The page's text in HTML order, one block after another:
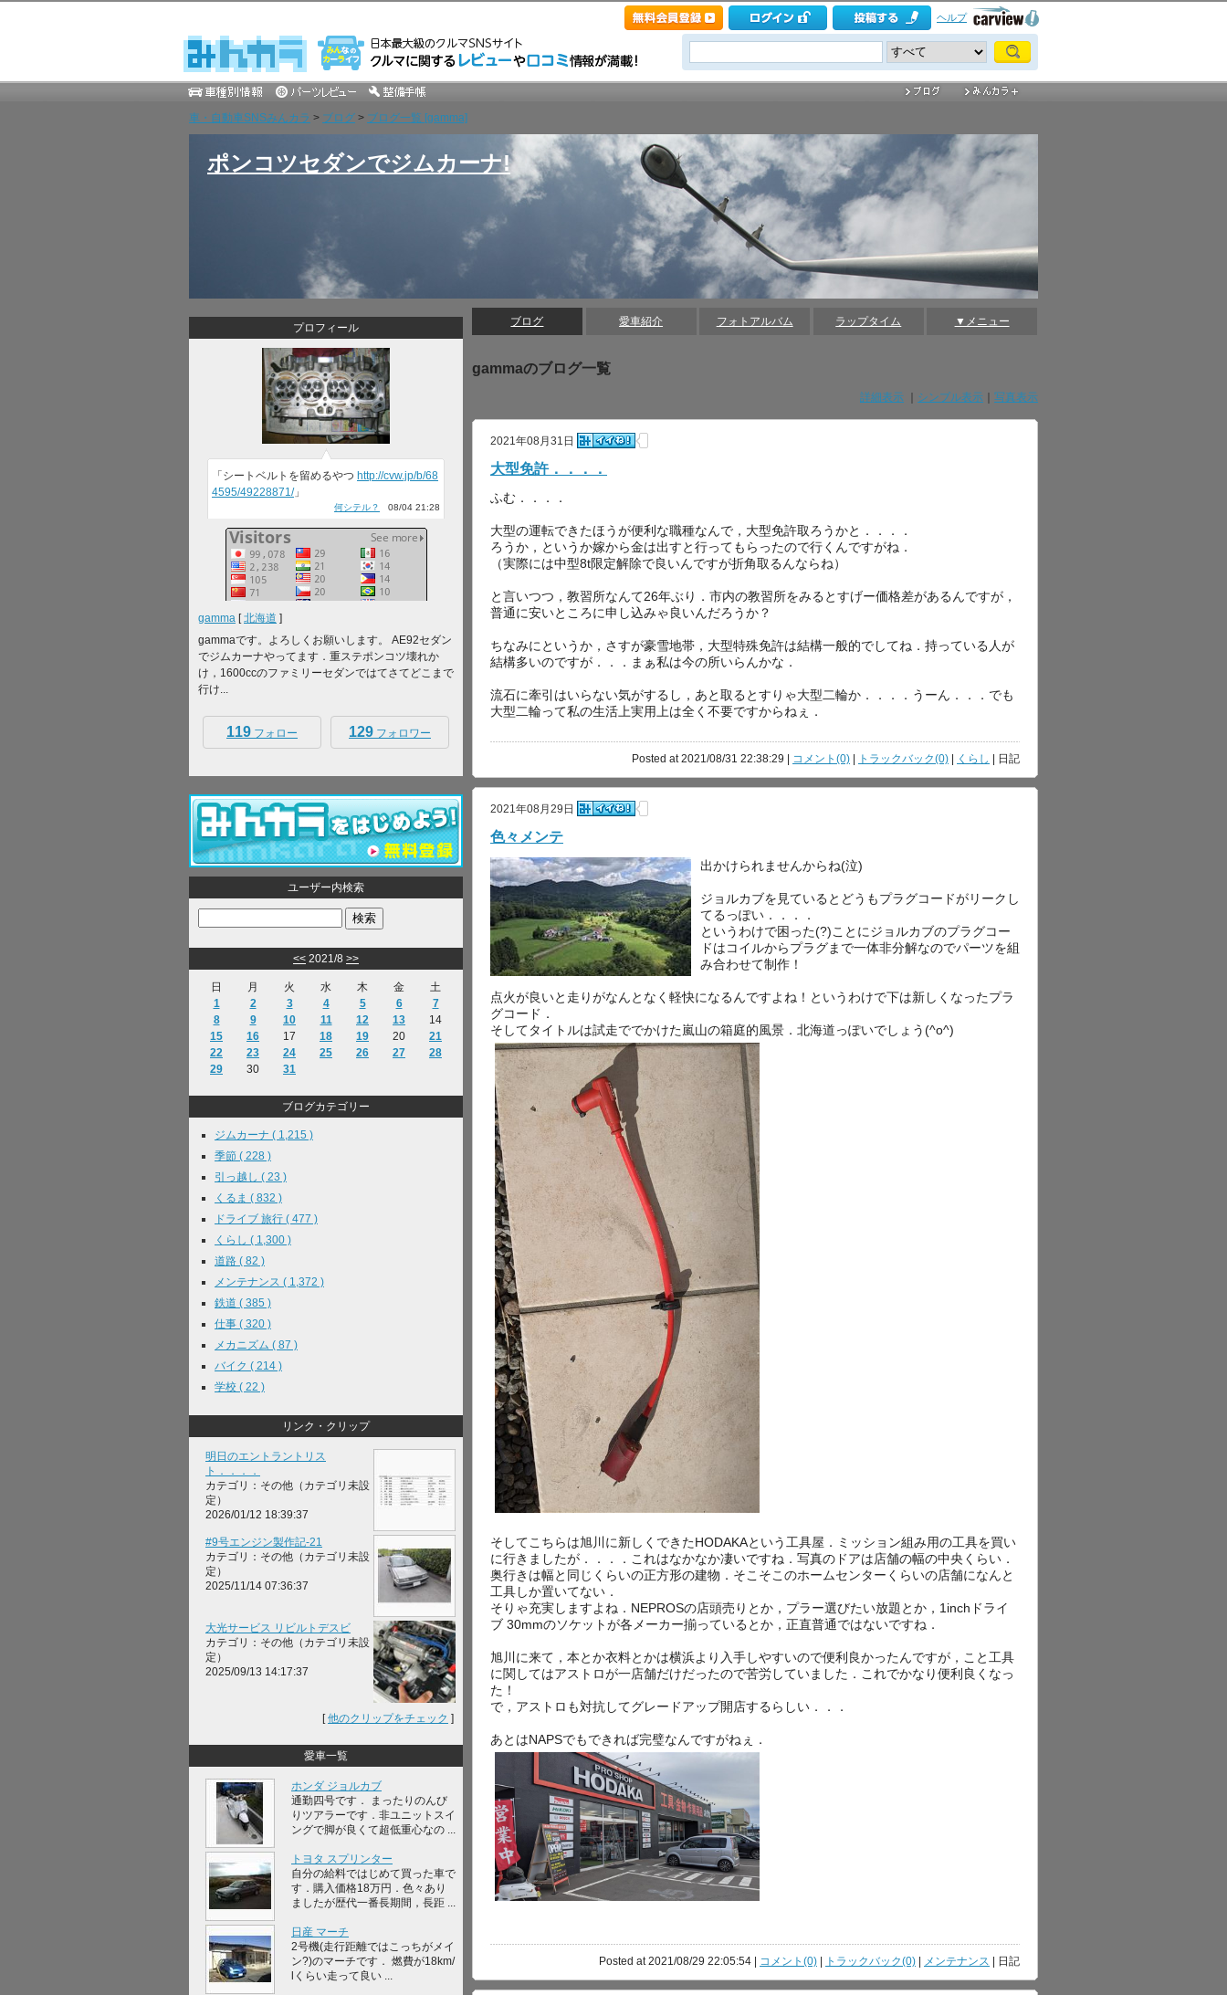
ヘルプ
車・自動車SNSみんカラ > ブログ > ブログ一覧 [gamma]
ポンコツセダンでジムカーナ!
ブログ 愛車紹介 フォトアルバム ラップタイム ▼メニュー
gammaのブログ一覧
詳細表示 シンプル表示 写真表示
2021年08月31日
大型免許．．．．
ふむ．．．．
大型の運転できたほうが便利な職種なんで，大型免許取ろうかと．．．．
ろうか，というか嫁から金は出すと行ってもらったので行くんですがね．
（実際には中型8t限定解除で良いんですが折角取るんならね）
と言いつつ，教習所なんて26年ぶり．市内の教習所をみるとすげー価格差があるんですが，
普通に安いところに申し込みゃ良いんだろうか？
ちなみにというか，さすが豪雪地帯，大型特殊免許は結構一般的でしてね．持っている人が
結構多いのですが．．．まぁ私は今の所いらんかな．
流石に牽引はいらない気がするし，あと取るとすりゃ大型二輪か．．．．うーん．．．でも
大型二輪って私の生活上実用上は全く不要ですからねぇ．
Posted at 2021/08/31 22:38:29 | コメント(0) | トラックバック(0) | くらし | 日記
2021年08月29日
色々メンテ
出かけられませんからね(泣)
ジョルカブを見ているとどうもプラグコードがリークし
てるっぽい．．．．
というわけで困った(?)ことにジョルカブのプラグコー
ドはコイルからプラグまで一体非分解なのでパーツを組
み合わせて制作！
点火が良いと走りがなんとなく軽快になるんですよね！というわけで下は新しくなったプラ
グコード．
そしてタイトルは試走ででかけた嵐山の箱庭的風景．北海道っぽいでしょう(^o^)
そしてこちらは旭川に新しくできたHODAKAという工具屋．ミッション組み用の工具を買い
に行きましたが．．．．これはなかなか凄いですね．写真のドアは店舗の幅の中央くらい．
奥行きは幅と同じくらいの正方形の建物．そこそこのホームセンターくらいの店舗になんと
工具しか置いてない．
そりゃ充実しますよね．NEPROSの店頭売りとか，プラー選びたい放題とか，1inchドライ
ブ 30mmのソケットが各メーカー揃っているとか，正直普通ではないですね．
旭川に来て，本とか衣料とかは横浜より入手しやすいので便利良かったんですが，こと工具
に関してはアストロが一店舗だけだったので苦労していました．これでかなり便利良くなっ
た！
で，アストロも対抗してグレードアップ開店するらしい．．．
あとはNAPSでもできれば完璧なんですがねぇ．
Posted at 2021/08/29 22:05:54 | コメント(0) トラックバック(0) メンテナンス | 日記
プロフィール
「シートベルトを留めるやつ http://cvw.jp/b/68
4595/49228871/」
何シテル？ 08/04 21:28
gamma [北海道 ]
gammaです。よろしくお願いします。 AE92セダン
でジムカーナやってます．重ステポンコツ壊れか
け，1600ccのファミリーセダンではてさてどこまで
行け...
119 フォロー 129 フォロワー
ユーザー内検索
<< 2021/8 >>
日 月 火 水 木 金
土
1
2 3 4 5 6
7
8
9 10 11 12 13
14
15
16 17 18 19 20
21
22
23 24 25 26 27
28
29
30 31
ブログカテゴリー
ジムカーナ ( 1,215 )
季節 ( 228 )
引っ越し ( 23 )
くるま ( 832 )
ドライブ 旅行 ( 477 )
くらし ( 1,300 )
道路 ( 82 )
メンテナンス ( 1,372 )
鉄道 ( 385 )
仕事 ( 320 )
メカニズム ( 87 )
バイク ( 214 )
学校 ( 22 )
リンク・クリップ
明日のエントラントリス
ト．．．．
カテゴリ：その他（カテゴリ未設
定）
2026/01/12 18:39:37
#9号エンジン製作記-21
カテゴリ：その他（カテゴリ未設
定）
2025/11/14 07:36:37
大光サービス リビルトデスビ
カテゴリ：その他（カテゴリ未設
定）
2025/09/13 14:17:37
[他のクリップをチェック ]
愛車一覧
ホンダ ジョルカブ
通勤四号です． まったりのんび
りツアラーです．非ユニットスイ
ングで脚が良くて超低重心なの ...
トヨタ スプリンター
自分の給料ではじめて買った車で
す．購入価格18万円．色々あり
ましたが歴代一番長期間，長距 ...
日産 マーチ
2号機(走行距離ではこっちがメイ
ン?)のマーチです． 燃費が18km/
lくらい走って良い ...